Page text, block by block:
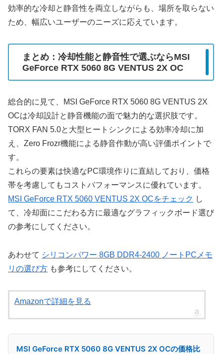
効率的な冷却と静音性を両立しながらも、場所を取らない
ため、幅広いユーザーのニーズに応えています。
まとめ：冷却性能と静音性で選ぶならMSI
GeForce RTX 5060 8G VENTUS 2X OC
総合的に見て、MSI GeForce RTX 5060 8G VENTUS 2X
OCは冷却設計と静音機能の面で魅力的な選択肢です。
TORX FAN 5.0と大型ヒートシンクによる効率冷却に加
え、Zero Frozr機能による静音作動が高い評価ポイントで
す。
これらの要素は快適なPC環境作りに直結しており、価格
帯を考慮してもコストパフォーマンスに優れています。
MSI GeForce RTX 5060 VENTUS 2X OCをチェック し
て、冷却面にこだわる方に最適なグラフィックボード選び
の参考にしてください。
あわせて シリコンパワー 8GB DDR4-2400 ノートPCメモ
リの選び方 も参考にしてください。
Amazonで詳細を見る
MSI GeForce RTX 5060 8G VENTUS 2X OCの価格比